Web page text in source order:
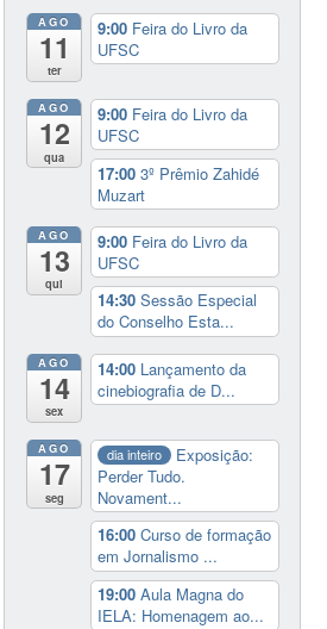
AGO
11
ter
9:00 Feira do Livro da
UFSC
AGO
12
qua
9:00 Feira do Livro da
UFSC
17:003º Prêmio Zahidé
Muzart
AGO
13
qui
9:00 Feira do Livro da
UFSC
14:30Sessão Especial
do Conselho Esta...
AGO
14
sex
14:00 Lançamento da
cinebiografia de D...
AGO
17
seg
dia inteiro
Exposição:
Perder Tudo.
Novament...
16:00Curso de formação
em Jornalismo ...
19:00Aula Magna do
IELA: Homenagem ao...